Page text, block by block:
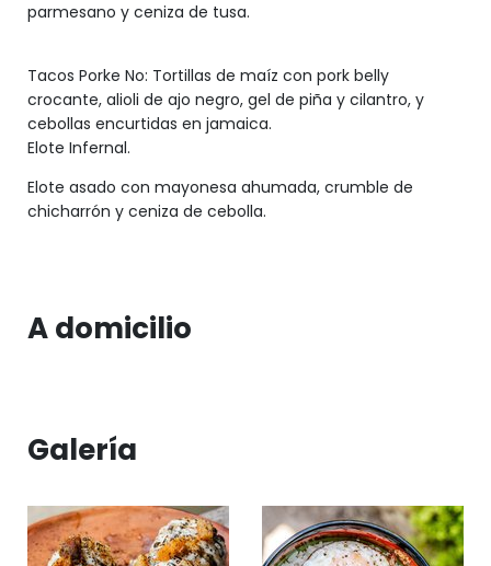
parmesano y ceniza de tusa.
Tacos Porke No: Tortillas de maíz con pork belly
crocante, alioli de ajo negro, gel de piña y cilantro, y
cebollas encurtidas en jamaica.
Elote Infernal.
Elote asado con mayonesa ahumada, crumble de
chicharrón y ceniza de cebolla.
A domicilio
Galería